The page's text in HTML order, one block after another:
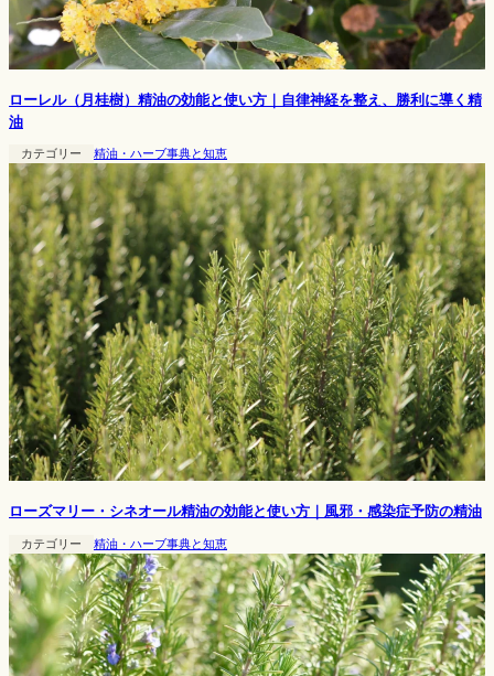
ローレル（月桂樹）精油の効能と使い方｜自律神経を整え、勝利に導く精
油
カテゴリー 精油・ハーブ事典と知恵
ローズマリー・シネオール精油の効能と使い方｜風邪・感染症予防の精油
カテゴリー 精油・ハーブ事典と知恵